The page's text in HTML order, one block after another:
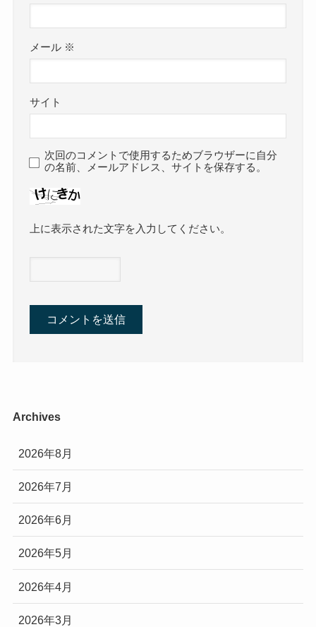
メール ※
サイト
次回のコメントで使用するためブラウザーに自分
の名前、メールアドレス、サイトを保存する。
上に表示された文字を入力してください。
Archives
2026年8月
2026年7月
2026年6月
2026年5月
2026年4月
2026年3月